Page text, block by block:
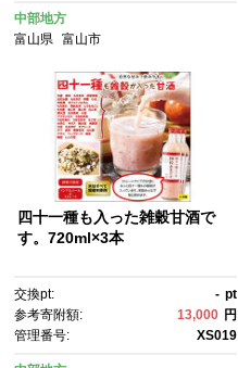
康 美味しい りんご オレンジ バ
ナナ もも ビタミン カロリー控
えめ ダイエット 朝のスムージ
ー 人気 おすすめ 送料無料
中部地方
富山県
富山市
四十一種も入った雑穀甘酒で
す。720ml×3本
交換pt: - pt
参考寄附額:
13,000 円
管理番号:
XS019